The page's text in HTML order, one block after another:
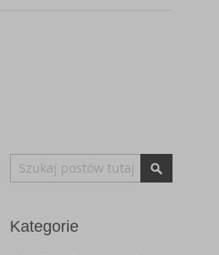
Szukaj
Kategorie